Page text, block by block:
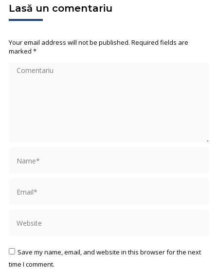
Lasă un comentariu
Your email address will not be published. Required fields are
marked *
Comentariu
Save my name, email, and website in this browser for the next
time I comment.